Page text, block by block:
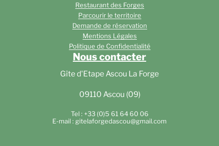
Restaurant des Forges
Parcourir le territoire
Demande de réservation
Mentions Légales
Politique de Confidentialité
Nous contacter
Gîte d'Etape Ascou La Forge
09110 Ascou (09)
Tel : +33 (0)5 61 64 60 06
E-mail : gitelaforgedascou@gmail.com